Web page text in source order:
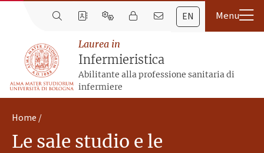
EN
Laurea in
Infermieristica
Abilitante alla professione sanitaria di
infermiere
Home
Le sale studio e le